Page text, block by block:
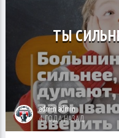
ТЫ
admin admin
4 ГОДА НАЗАД